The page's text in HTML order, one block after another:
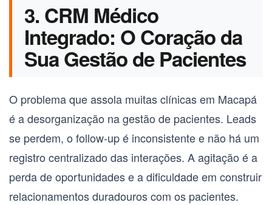
3. CRM Médico
Integrado: O Coração da
Sua Gestão de Pacientes
O problema que assola muitas clínicas em Macapá
é a desorganização na gestão de pacientes. Leads
se perdem, o follow-up é inconsistente e não há um
registro centralizado das interações. A agitação é a
perda de oportunidades e a dificuldade em construir
relacionamentos duradouros com os pacientes.